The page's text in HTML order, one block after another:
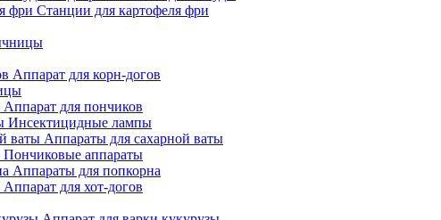
Станции для картофеля фри
Аппарат для корн-догов
Аппарат для пончиков
Инсектицидные лампы
Аппараты для сахарной ваты
Пончиковые аппараты
Аппараты для попкорна
Аппарат для хот-догов